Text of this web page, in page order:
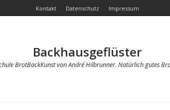
Kontakt Datenschutz Impressum
Backhausgeflüster
BrotBackKunst von André Hilbrunner. Natürlich gutes